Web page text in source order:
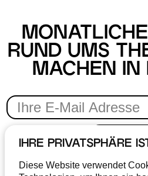
IHRE PRIVATSPHÄRE
Diese Website verwendet
RUND UMS
MACHEN IN
Ich stimme der